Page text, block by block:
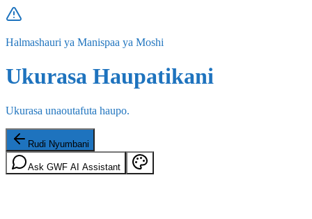
Halmashauri ya Manispaa ya Moshi
Ukurasa Haupatikani
Ukurasa unaoutafuta haupo.
Rudi Nyumbani
Ask GWF AI Assistant